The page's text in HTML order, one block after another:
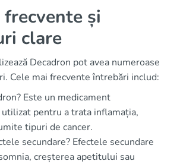
și
clare
Decadron pot avea numeroase
Cele mai frecvente întrebări includ:
Este un medicament
pentru a trata inflamația,
tipuri de cancer.
secundare? Efectele secundare
creșterea apetitului sau